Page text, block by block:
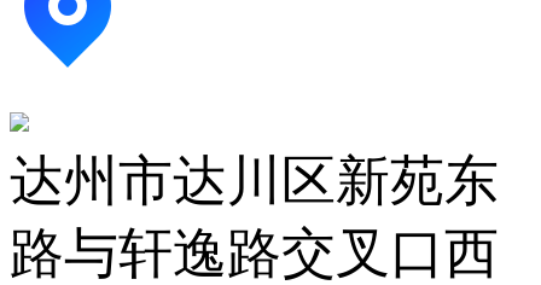
达州市达川区新苑东
路与轩逸路交叉口西